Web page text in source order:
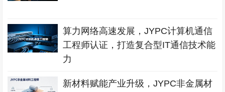
算力网络高速发展，JYPC计算机通信
工程师认证，打造复合型IT通信技术能
力
新材料赋能产业升级，JYPC非金属材